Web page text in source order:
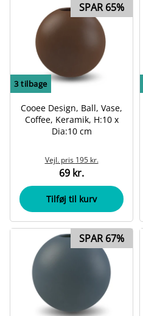
3tilbage
SPAR 65%
Cooee Design, Ball, Vase,
Coffee, Keramik, H:10 x
Dia:10 cm
Vejl. pris 195 kr.
69 kr.
Tilføj til kurv
SPAR 67%